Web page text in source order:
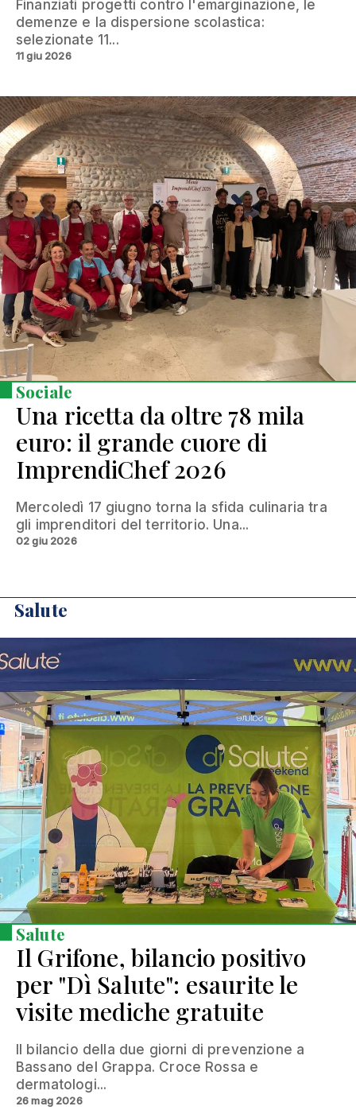
Finanziati progetti contro l'emarginazione, le
demenze e la dispersione scolastica:
selezionate 11...
11 giu 2026
Sociale
Una ricetta da oltre 78 mila
euro: il grande cuore di
ImprendiChef 2026
Mercoledì 17 giugno torna la sfida culinaria tra
gli imprenditori del territorio. Una...
02 giu 2026
Salute
Salute
Il Grifone, bilancio positivo
per "Dì Salute": esaurite le
visite mediche gratuite
Il bilancio della due giorni di prevenzione a
Bassano del Grappa. Croce Rossa e
dermatologi...
26 mag 2026